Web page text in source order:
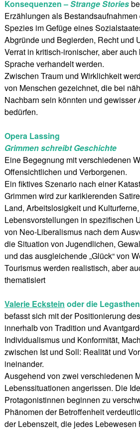
Konsequenzen –Strange Stories
Erzählungen als
Spezies im Gefüge eines
Abgründe und Begierden, Recht und
Verrat in kritisch-ironischer, aber
Sprache verhandelt werden.
Zwischen Traum und Wirklichkeit
von Menschen gezeichnet, die bei
Nachbarn sein könnten und gewisser
bedürfen.
Opera Lassing
Grimmen schreibt Geschichte
Eine Begegnung mit verschiedenen
Offensichtlichen und Verborgenen.
Ein fiktives Szenario nach einer
Grimmen wird zur karikierenden
Land, Arbeitslosigkeit und Kulturferne,
Lebensvorstellungen in spezifischen
von Neo-Liberalismus nach dem
die Situation von Jugendlichen,
und das ausgleichende „Glück“ von
Tourismus werden realistisch, aber
thematisiert
Valerie Eckstein oder die
befasst sich mit der Positionierung
innerhalb von Tradition und
Individualismus und Konformität,
zwischen Ist und Soll: Realität und
ineinander.
Ausgehend von zwei verschiedenen
Lebenssituationen angerissen. Die
Protagonistinnen beginnen zu
Phänomen der Betroffenheit
der Lebenszeit, die jedes Lebewesen